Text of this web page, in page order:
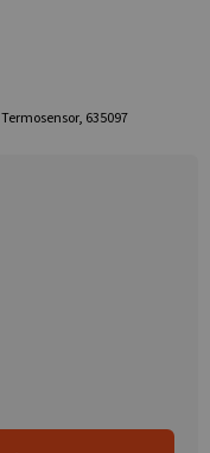
Termosensor, 635097